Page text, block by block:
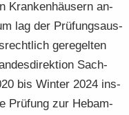
Kran­ken­häu­sern an­
lag der Prü­fungs­aus­
ge­re­gel­ten
Sach­
bis Win­ter 2024 ins­
Prü­fung zur Heb­am­